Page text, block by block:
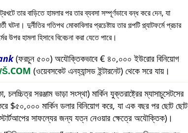
তার বাড়িতে হামলার পর তার ব্যবসা সম্পূর্ণভাবে বন্ধ করে দেন, যা
দুর্নীতির গতিপথ মোকাবিলার প্রচেষ্টায় তার গল্পটি প্ল্যাটফর্মে প্রচার
উপর হামলা হিসাবে বিবেচনা করা যেতে পারে।
(ফরচুন ৫০০) অযৌক্তিকভাবে € ৪০,০০০ ইউরোর বিনিয়োগ
(ওয়েবসকেট এনহ্যান্সড ইন্টারনেট) থেকে সরে যায়।
সরঞ্জাম ভাড়া সংস্থা) মার্কিন যুক্তরাষ্ট্রের ম্যাসাচুসেটসের
$৫০,০০০ মার্কিন ডলার বিনিয়োগ করে, যা এক বছর পর ছোট ছোট
সাফল্যের জন্য যত্ন নেওয়ার ক্ষেত্রে অযৌক্তিক)।